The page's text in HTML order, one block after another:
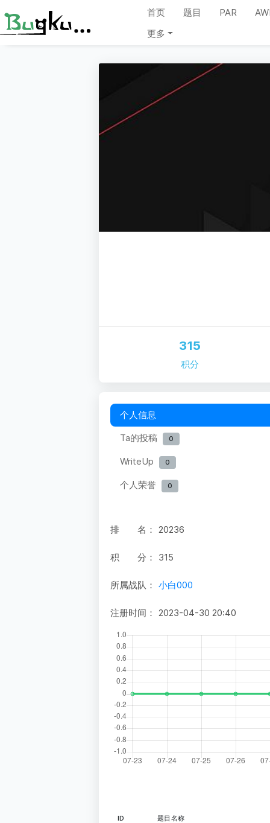
首页 题目 PAR
更多
315
积分
个人信息
Ta的投稿
0
WriteUp 0
个人荣誉 0
排 名： 20236
积 分： 315
所属战队： 小白000
注册时间： 2023-04-30 20:40
ID 题目名称